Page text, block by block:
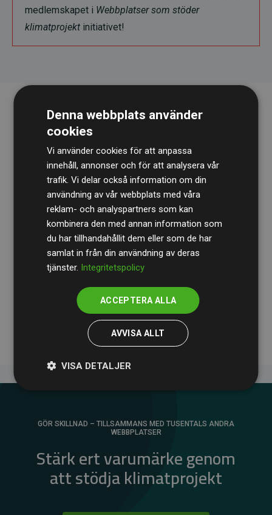
medlemskapet i Webbplatser som stöder
klimatprojekt initiativet!
RevisionsbyrånBDOgranskar kontinuerligt våra
beräkningar och vår metod för att säkerställa
transparens och tillförlitlighet.
Deras granskning visar att våra investeringar i
klimatprojekt i genomsnitt kompenserar för
de beräknade CO₂-utsläppenfrån
medlemswebbplatser – ett tydligt bevis på att vårt
arbetssätt ger mätbar klimatnytta.
GÖR SKILLNAD – TILLSAMMANS MED TUSENTALS ANDRA
WEBBPLATSER
Stärk ert varumärke genom
att stödja klimatprojekt
Denna webbplats använder
cookies
Vi använder cookies för att anpassa
innehåll, annonser och för att analysera vår
trafik. Vi delar också information om din
användning av vår webbplats med våra
reklam- och analyspartners som kan
kombinera den med annan information som
du har tillhandahållit dem eller som de har
samlat in från din användning av deras
tjänster. Integritetspolicy
ACCEPTERA ALLA
AVVISA ALLT
VISA DETALJER